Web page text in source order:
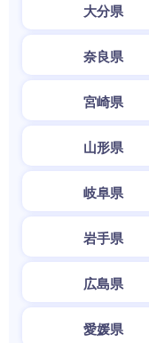
大分県
奈良県
宮崎県
山形県
岐阜県
岩手県
広島県
愛媛県